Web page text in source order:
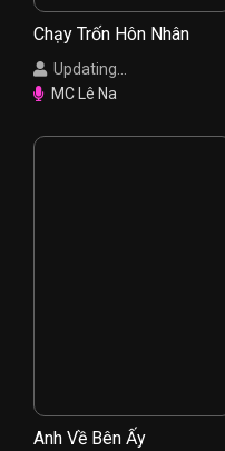
Chạy Trốn Hôn Nhân
Updating...
MC Lê Na
Anh Về Bên Ấy